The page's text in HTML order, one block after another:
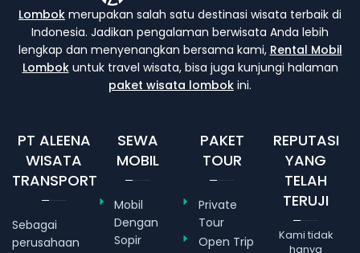
Lombok merupakan salah satu destinasi wisata terbaik di
Indonesia. Jadikan pengalaman berwisata Anda lebih
lengkap dan menyenangkan bersama kami, Rental Mobil
Lombokuntuk travel wisata, bisa juga kunjungi halaman
paket wisata lombok ini.
PT ALEENA
WISATA
TRANSPORT
Sebagai
perusahaan
SEWA
MOBIL
Mobil
Dengan
Sopir
PAKET
TOUR
Private
Tour
Open Trip
REPUTASI
YANG
TELAH
TERUJI
Kami tidak
hanya